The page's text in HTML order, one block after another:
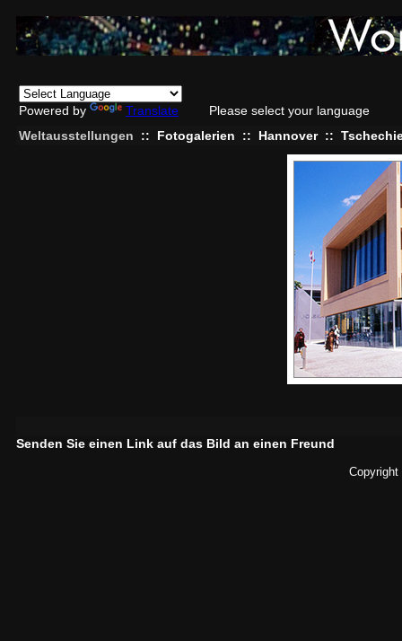
Powered by Translate
Please select your language
Weltausstellungen
:: Fotogalerien :: Hannover ::
Senden Sie einen Link auf das Bild an einen Freund